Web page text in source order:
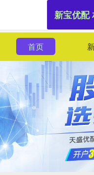
首页
新宝优配